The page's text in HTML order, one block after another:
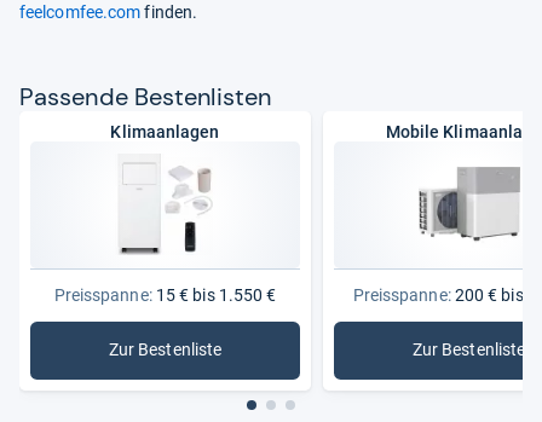
feelcomfee.comfinden.
Pas­sende Bes­ten­lis­ten
Klimaanlagen
Preisspanne:15 € bis 1.550 €
Zur Bestenliste
: Klimaanlagen
Mobile
Preisspanne:200 € bis
Zur Bestenliste
: Mobile